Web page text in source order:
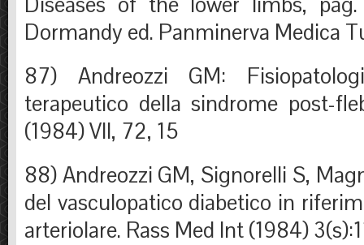
Dormandy ed. Panminerva Medica
87) Andreozzi GM:
terapeutico della sindrome post-
(1984) VII, 72, 15
88) Andreozzi GM, Signorelli S,
del vasculopatico diabetico in
arteriolare. Rass Med Int (1984)